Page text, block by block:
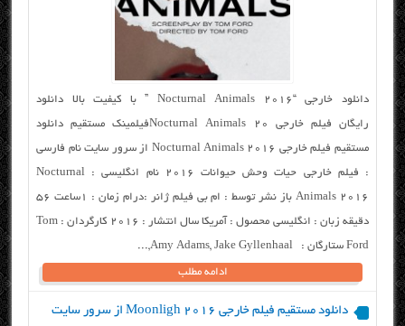
دانلود خارجی “Nocturnal Animals 2016 ” با کیفیت بالا دانلود
رایگان فیلم خارجی Nocturnal Animals 20فیلمینک مستقیم دانلود
مستقیم فیلم خارجی Nocturnal Animals 2016 از سرور سایت نام فارسی
: فیلم خارجی حیات وحش حیوانات ۲۰۱۶ نام انگلیسی : Nocturnal
Animals 2016 باز نشر توسط : ام بی فیلم ژانر :درام زمان : ۱ساعت ۵۶
دقیقه زبان : انگلیسی محصول : آمریکا سال انتشار : ۲۰۱۶ کارگردان : Tom
Ford ستارگان : Amy Adams, Jake Gyllenhaal,...
ادامه مطلب
دانلود مستقیم فیلم خارجی Moonligh 2016 از سرور سایت